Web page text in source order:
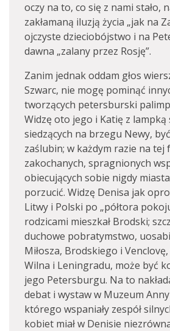
oczy na to, co się z nami stało,
zakłamaną iluzją życia „jak na
ojczyste dzieciobójstwo i na
dawna „zalany przez Rosję”.
Zanim jednak oddam głos
Szwarc, nie mogę pominąć
tworzących petersburski
Widzę oto jego i Katię z lampką
siedzących na brzegu Newy,
zaślubin; w każdym razie na
zakochanych, spragnionych
obiecujących sobie nigdy
porzucić. Widzę Denisa jak
Litwy i Polski po „półtora
rodzicami mieszkał Brodski;
duchowe pobratymstwo,
Miłosza, Brodskiego i
Wilna i Leningradu, może być
jego Petersburgu. Na to
debat i wystaw w Muzeum
którego wspaniały zespół
kobiet miał w Denisie